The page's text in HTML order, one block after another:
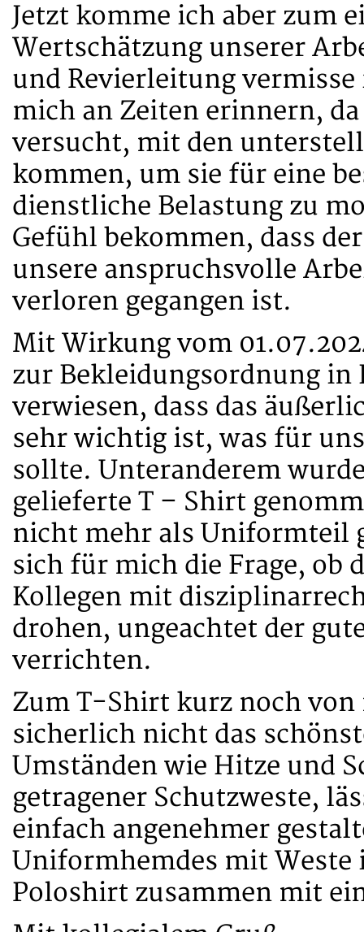
Jetzt komme ich aber zum
Wertschätzung unserer
und Revierleitung
mich an Zeiten erinnern,
versucht, mit den
kommen, um sie für eine
dienstliche Belastung zu
Gefühl bekommen, dass
unsere anspruchsvolle
verloren gegangen ist.
Mit Wirkung vom
zur Bekleidungsordnung
verwiesen, dass das
sehr wichtig ist, was für
sollte. Unteranderem
gelieferte T – Shirt
nicht mehr als Uniformteil
sich für mich die Frage, ob
Kollegen mit
drohen, ungeachtet der
verrichten.
Zum T-Shirt kurz noch von
sicherlich nicht das
Umständen wie Hitze und
getragener Schutzweste,
einfach angenehmer
Uniformhemdes mit Weste
Poloshirt zusammen mit